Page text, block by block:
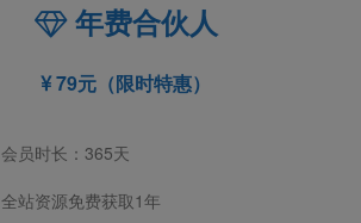
年费合伙人
79元（限时特惠）
会员时长：365天
全站资源免费获取1年